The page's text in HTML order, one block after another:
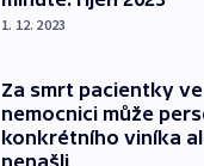
1. 12. 2023
Za smrt pacientky
nemocnici může
konkrétního viníka
nenašli